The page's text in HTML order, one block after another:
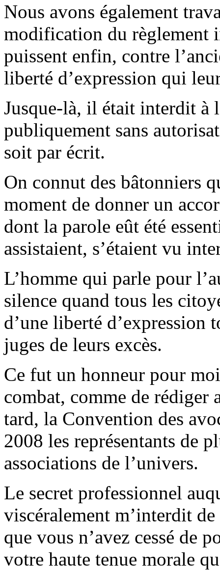
Nous avons également
modification du règlement
puissent enfin, contre
liberté d’expression qui
Jusque-là, il était interdit à
publiquement sans
soit par écrit.
On connut des bâtonniers
moment de donner un
dont la parole eût été
assistaient, s’étaient vu
L’homme qui parle pour
silence quand tous les
d’une liberté d’expression
juges de leurs excès.
Ce fut un honneur pour
combat, comme de
tard, la Convention des
2008 les représentants de
associations de l’univers.
Le secret professionnel
viscéralement m’interdit
que vous n’avez cessé de
votre haute tenue morale